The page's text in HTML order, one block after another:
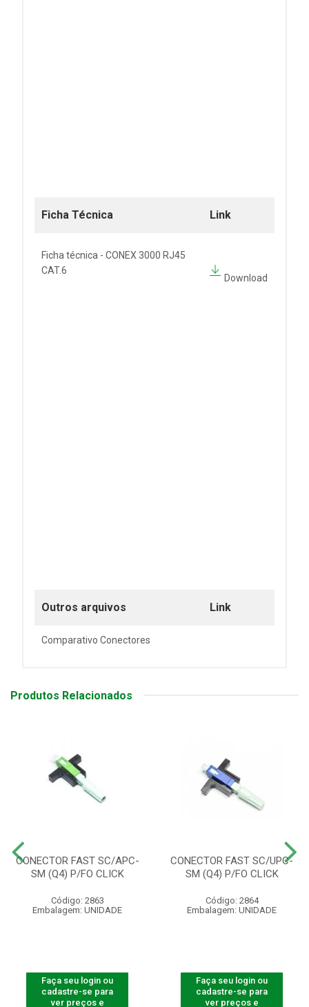
Ficha Técnica Link
Ficha técnica - CONEX 3000 RJ45
CAT.6
Download
Outros arquivos Link
Comparativo Conectores
Produtos Relacionados
CONECTOR FAST SC/APC-
SM (Q4) P/FO CLICK
Código: 2863
Embalagem: UNIDADE
Faça seu login ou
cadastre-se para
ver preços e
CONECTOR FAST SC/UPC-
SM (Q4) P/FO CLICK
Código: 2864
Embalagem: UNIDADE
Faça seu login ou
cadastre-se para
ver preços e